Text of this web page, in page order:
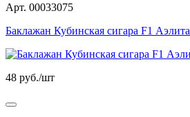
Арт. 00033075
Баклажан Кубинская сигара F1 Аэлита
48 руб./шт